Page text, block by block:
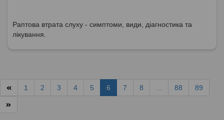
Раптова втрата слуху - симптоми, види, діагностика та
лікування.
1 2 3 4 5 6 7 8 88 89